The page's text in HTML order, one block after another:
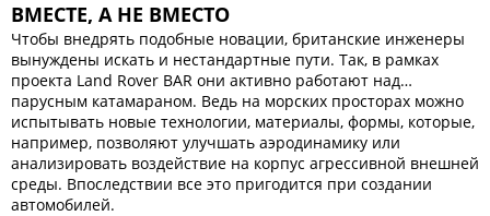
ВМЕСТЕ, А НЕ ВМЕСТО
Чтобы внедрять подобные новации, британские инженеры
вынуждены искать и нестандартные пути. Так, в рамках
проекта Land Rover BAR они активно работают над…
парусным катамараном. Ведь на морских просторах можно
испытывать новые технологии, материалы, формы, которые,
например, позволяют улучшать аэродинамику или
анализировать воздействие на корпус агрессивной внешней
среды. Впоследствии все это пригодится при создании
автомобилей.